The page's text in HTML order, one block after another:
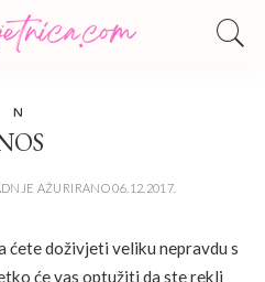
N
AŽURIRANO 06.12.2017.
ćete doživjeti veliku nepravdu s
će vas optužiti da ste rekli